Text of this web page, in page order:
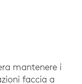
mantenere i
faccia a